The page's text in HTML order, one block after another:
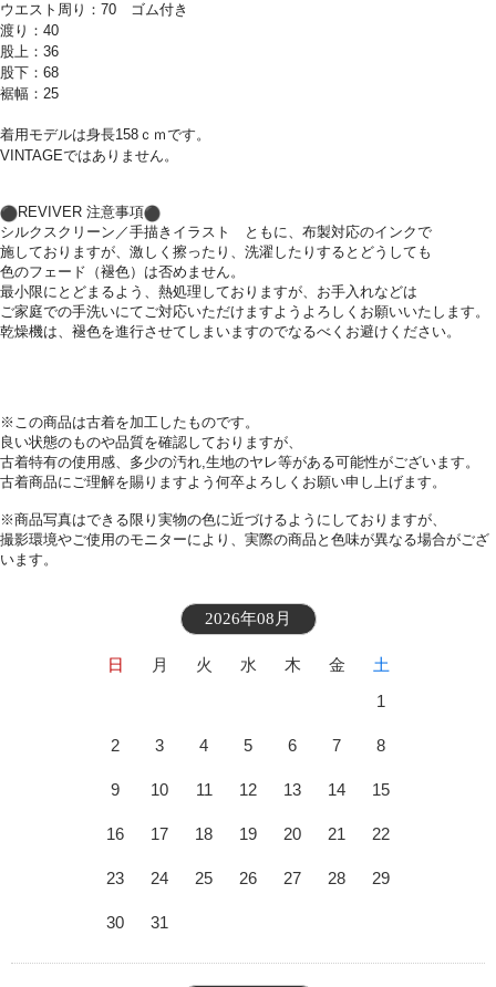
ウエスト周り：70 ゴム付き
渡り：40
股上：36
股下：68
裾幅：25
着用モデルは身長158ｃｍです。
VINTAGEではありません。
︎REVIVER 注意事項
シルクスクリーン／手描きイラスト ともに、布製対応のインクで
施しておりますが、激しく擦ったり、洗濯したりするとどうしても
色のフェード（褪色）は否めません。
最小限にとどまるよう、熱処理しておりますが、お手入れなどは
ご家庭での手洗いにてご対応いただけますようよろしくお願いいた します。
乾燥機は、 褪色を進行させてしまいますのでなるべくお避けください。
※この商品は古着を加工したものです。
良い状態のものや品質を確認しておりますが、
古着特有の使用感、多少の汚れ,生地のヤレ等がある可能性がございます。
古着商品にご理解を賜りますよう何卒よろしくお願い申し上げます。
※商品写真はできる限り実物の色に近づけるようにしておりますが、
撮影環境やご使用のモニターにより、実際の商品と色味が異なる場合がござ
います。
2026年08月
日 月 火 水 木 金
土
1
2 3 4 5 6 7 8
9 10 11 12 13 14 15
16 17 18 19 20 21 22
23 24 25 26 27 28 29
30 31